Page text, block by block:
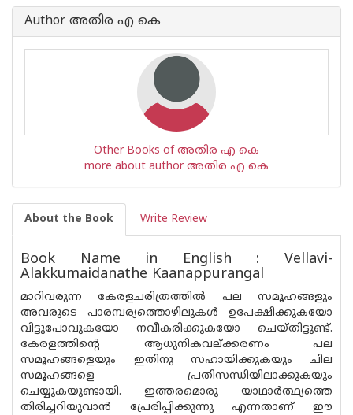
Author അതിര എ കെ
Other Books of അതിര എ കെ
more about author അതിര എ കെ
About the Book Write Review
Book Name in English : Vellavi-
Alakkumaidanathe Kaanappurangal
മാറിവരുന്ന കേരളചരിത്രത്തിൽ പല സമൂഹങ്ങളും
അവരുടെ പാരമ്പര്യത്തൊഴിലുകൾ ഉപേക്ഷിക്കുകയോ
വിട്ടുപോവുകയോ നവീകരിക്കുകയോ ചെയ്തിട്ടുണ്ട്.
കേരളത്തിന്റെ ആധുനികവല്ക്കരണം പല
സമൂഹങ്ങളെയും ഇതിനു സഹായിക്കുകയും ചില
സമൂഹങ്ങളെ പ്രതിസന്ധിയിലാക്കുകയും
ചെയ്യുകയുണ്ടായി. ഇത്തരമൊരു യാഥാർത്ഥ്യത്തെ
തിരിച്ചറിയുവാൻ പ്രേരിപ്പിക്കുന്നു എന്നതാണ് ഈ